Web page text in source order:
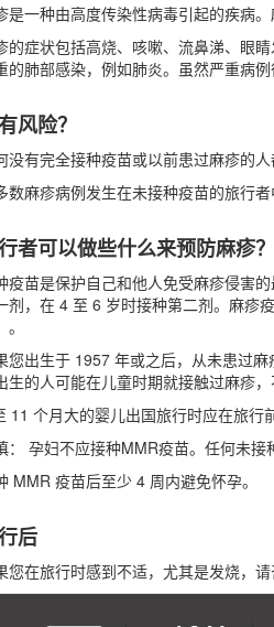
是一种由高度传染性病毒引起的疾病
的症状包括高烧、咳嗽、流鼻涕、眼
的肺部感染，例如肺炎。虽然严重病
风险？
没有完全接种疫苗或以前患过麻疹的
数麻疹病例发生在未接种疫苗的旅行
者可以做些什么来预防麻疹？
疫苗是保护自己和他人免受麻疹侵害
剂，在 4 至 6 岁时接种第二剂。麻疹
您出生于 1957 年或之后，从未患过
生的人可能在儿童时期就接触过麻疹，
11 个月大的婴儿出国旅行时应在旅
： 孕妇不应接种MMR疫苗。任何未
MMR 疫苗后至少 4 周内避免怀孕。
后
您在旅行时感到不适，尤其是发烧，